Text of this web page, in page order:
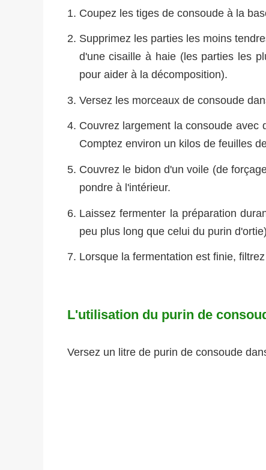
Coupez les tiges de consoude à la
Supprimez les parties les moins
d'une cisaille à haie (les parties les
pour aider à la décomposition).
Versez les morceaux de consoude
Couvrez largement la consoude avec
Comptez environ un kilos de feuilles
Couvrez le bidon d'un voile (de
pondre à l'intérieur.
Laissez fermenter la préparation
peu plus long que celui du purin
Lorsque la fermentation est finie,
L'utilisation du purin de
Versez un litre de purin de consoude